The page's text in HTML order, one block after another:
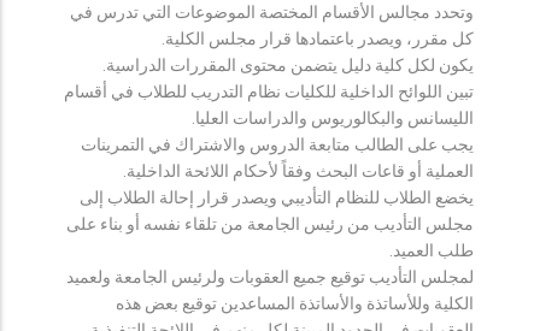
وتحدد مجالس الأقسام المختصة الموضوعات التي تدرس في
كل مقرر، ويصدر باعتمادها قرار مجلس الكلية.
يكون لكل كلية دليل يتضمن محتوى المقررات الدراسية.
تبين اللوائح الداخلية للكليات نظام التدريب للطلاب في أقسام
الليسانس والبكالوريوس والدراسات العليا.
يجب على الطالب متابعة الدروس والاشتراك في التمرينات
العملية أو قاعات البحث وفقاً لأحكام اللائحة الداخلية.
يخضع الطلاب للنظام التأديبي ويصدر قرار إحالة الطلاب إلى
مجلس التأديب من رئيس الجامعة من تلقاء نفسه أو بناء على
طلب العميد.
لمجلس التأديب توقيع جميع العقوبات ولرئيس الجامعة ولعميد
الكلية وللأساتذة والأساتذة المساعدين توقيع بعض هذه